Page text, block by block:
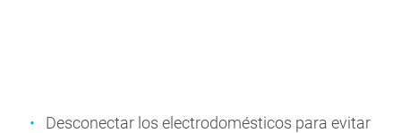
Desconectar los electrodomésticos para evitar